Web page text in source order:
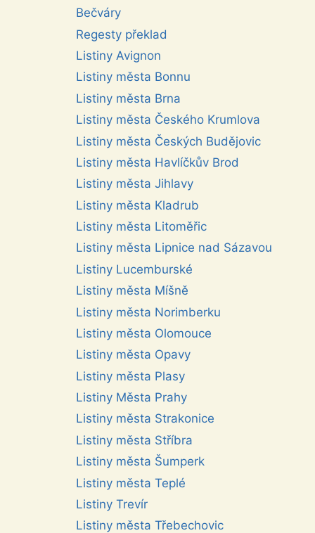
Bečváry
Regesty překlad
Listiny Avignon
Listiny města Bonnu
Listiny města Brna
Listiny města Českého Krumlova
Listiny města Českých Budějovic
Listiny města Havlíčkův Brod
Listiny města Jihlavy
Listiny města Kladrub
Listiny města Litoměřic
Listiny města Lipnice nad Sázavou
Listiny Lucemburské
Listiny města Míšně
Listiny města Norimberku
Listiny města Olomouce
Listiny města Opavy
Listiny města Plasy
Listiny Města Prahy
Listiny města Strakonice
Listiny města Stříbra
Listiny města Šumperk
Listiny města Teplé
Listiny Trevír
Listiny města Třebechovic